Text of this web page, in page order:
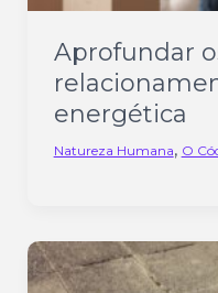
Aprofundar
energética
Natureza Humana, O